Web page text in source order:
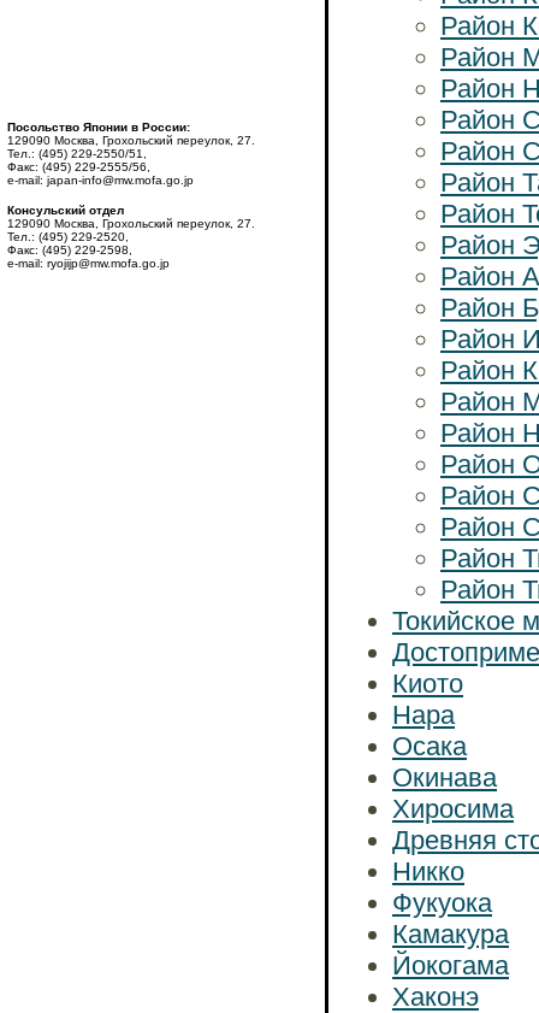
Посольство Японии в России:
129090 Москва, Грохольский переулок, 27.
Тел.: (495) 229-2550/51,
Факс: (495) 229-2555/56,
e-mail: japan-info@mw.mofa.go.jp
Консульский отдел
129090 Москва, Грохольский переулок, 27.
Тел.: (495) 229-2520,
Факс: (495) 229-2598,
e-mail: ryojijp@mw.mofa.go.jp
Район
Район
Район
Район
Район
Район
Район
Район
Район
Район
Район
Район
Район
Район
Район
Район
Район
Район
Район
Токийское
Киото
Нара
Осака
Окинава
Хиросима
Древняя
Никко
Фукуока
Камакура
Йокогама
Хаконэ